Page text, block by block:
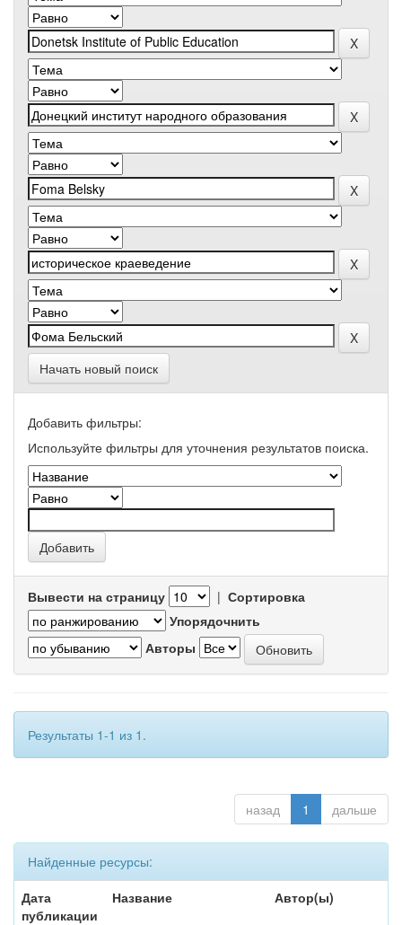
Начать новый поиск
Добавить фильтры:
Используйте фильтры для уточнения результатов поиска.
Вывести на страницу | Сортировка
Упорядочнить
Авторы
Результаты 1-1 из 1.
назад 1 дальше
Найденные ресурсы:
Дата
публикации
Название Автор(ы)